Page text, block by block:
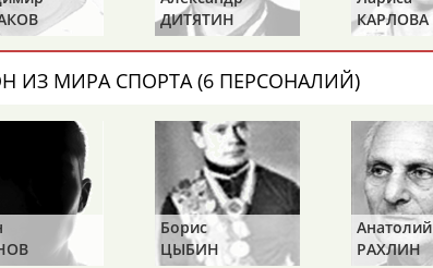
АБДРАХМАНОВА
АБДУВАЛИЕВ
Магомед
АБДУЛКАГИРОВ
Назир
АБДУЛЛАЕВ
ДИТЯТИН
КАРЛОВА
ИЗ МИРА СПОРТА (6 ПЕРСОНАЛИЙ)
Борис
ЦЫБИН
Анатолий
РАХЛИН